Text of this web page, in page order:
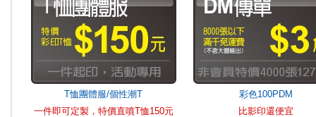
T恤團體服/個性潮T
一件即可定製，特價直噴T恤150元
彩色100PDM
比影印還便宜